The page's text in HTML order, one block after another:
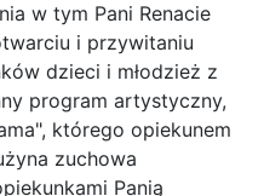
w tym Pani Renacie
i przywitaniu
dzieci i młodzież z
program artystyczny,
którego opiekunem
zuchowa
Panią